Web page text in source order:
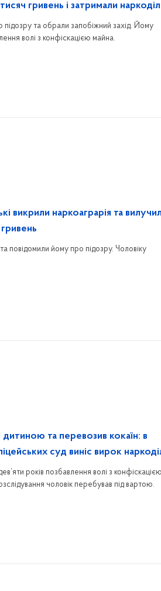
гривень і затримали
підозру та обрали запобіжний захід. Йому
волі з конфіскацією майна.
викрили наркоаграрія та
повідомили йому про підозру. Чоловіку
та перевозив кокаїн: в
суд виніс вирок
років позбавлення волі з конфіскацією
чоловік перебував під вартою.